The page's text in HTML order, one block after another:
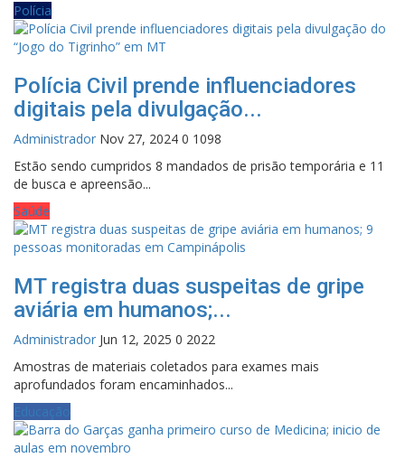
Polícia
Polícia Civil prende influenciadores
digitais pela divulgação...
Administrador Nov 27, 2024 0 1098
Estão sendo cumpridos 8 mandados de prisão temporária e 11
de busca e apreensão...
Saúde
MT registra duas suspeitas de gripe
aviária em humanos;...
Administrador Jun 12, 2025 0 2022
Amostras de materiais coletados para exames mais
aprofundados foram encaminhados...
Educação